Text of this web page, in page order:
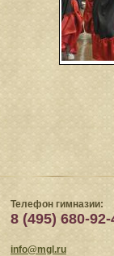
Телефон гимназии:
8 (495) 680-92-
info@mgl.ru